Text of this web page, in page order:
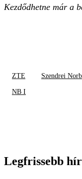
Kezdődhetne már a
ZTE Szendrei
NB I
Legfrissebb